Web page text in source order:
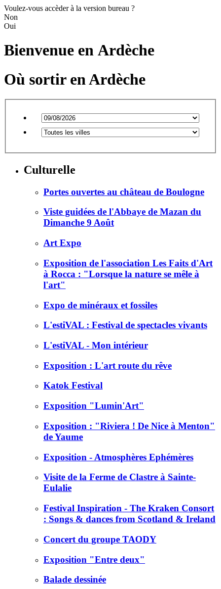
Voulez-vous accèder à la version bureau ?
Non
Oui
Bienvenue en Ardèche
Où sortir en Ardèche
Culturelle
Portes ouvertes au château de Boulogne
Viste guidées de l'Abbaye de Mazan du
Dimanche 9 Août
Art Expo
Exposition de l'association Les Faits d'Art
à Rocca : "Lorsque la nature se mêle à
l'art"
Expo de minéraux et fossiles
L'estiVAL : Festival de spectacles vivants
L'estiVAL - Mon intérieur
Exposition : L'art route du rêve
Katok Festival
Exposition "Lumin'Art"
Exposition : "Riviera ! De Nice à Menton"
de Yaume
Exposition - Atmosphères Ephémères
Visite de la Ferme de Clastre à Sainte-
Eulalie
Festival Inspiration - The Kraken Consort
: Songs & dances from Scotland & Ireland
Concert du groupe TAODY
Exposition "Entre deux"
Balade dessinée